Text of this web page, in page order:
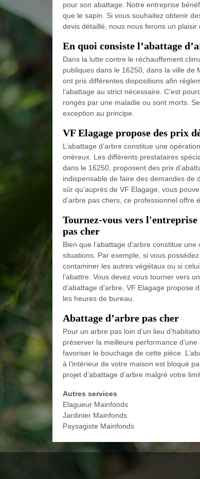
pour son abattage. Notre entreprise
que le sapin. Si vous souhaitez obtenir
devis détaillé, nous nous ferons un plaisir
En quoi consiste l’abattage
Dans la lutte contre le réchauffement
publiques dans le 16250, dans la ville de
ont pris différentes dispositions afin
l’abattage au strict nécessaire. C’est
rongés par une maladie ou sont morts.
exception au principe.
VF Elagage propose des prix
L’abattage d’arbre constitue une
onéreux. Les différents prestataires
dans le 16250, proposent des prix
indispensable de faire des demandes de
sûr qu’auprès de VF Elagage, vous
d’arbre pas chers, ce professionnel offre
Tournez-vous vers
pas cher
Bien que l’abattage d’arbre constitue
situations. Par exemple, si vous
contaminer les autres végétaux ou si
l’abattre. Vous devez vous tourner vers
d’abattage d’arbre, VF Elagage
les heures de bureau.
Abattage d’arbre pas cher
Pour un arbre pas loin d’un lieu
préserver la meilleure performance
favoriser le bouchage de cette pièce.
à l’intérieur de votre maison est bloqué
projet d’abattage d’arbre malgré votre
Autres services
Elagueur Mainfonds
Jardinier Mainfonds
Paysagiste Mainfonds